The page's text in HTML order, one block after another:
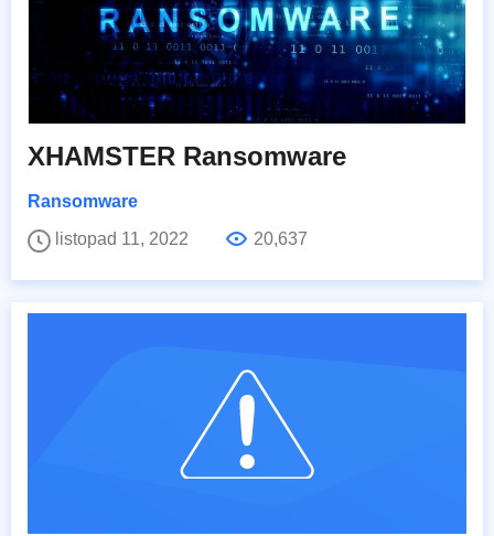
XHAMSTER Ransomware
Ransomware
listopad 11, 2022
20,637